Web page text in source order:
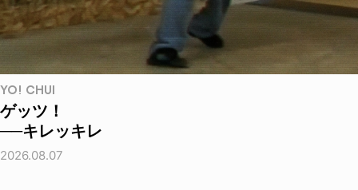
YO! CHUI
ゲッツ！
──キレッキレ
2026.08.07